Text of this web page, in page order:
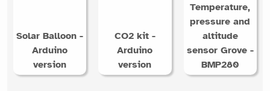
Solar Balloon -
Arduino
version
CO2 kit -
Arduino
version
Temperature,
pressure and
altitude
sensor Grove -
BMP280